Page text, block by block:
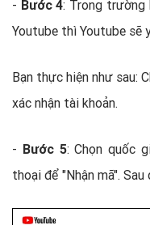
- Bước 4: Trong trường
Youtube thì Youtube sẽ
Bạn thực hiện như sau:
xác nhận tài khoản.
- Bước 5: Chọn quốc
thoại để "Nhận mã".